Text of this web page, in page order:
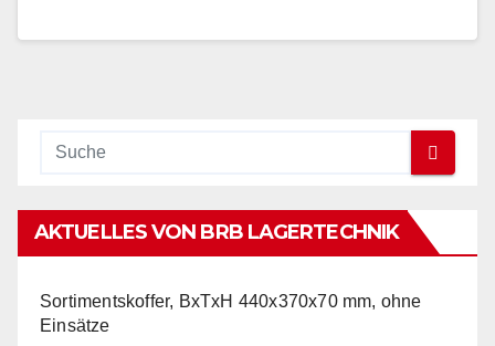
AKTUELLES VON BRB LAGERTECHNIK
Sortimentskoffer, BxTxH 440x370x70 mm, ohne
Einsätze